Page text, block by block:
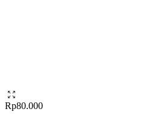
Rp80.000